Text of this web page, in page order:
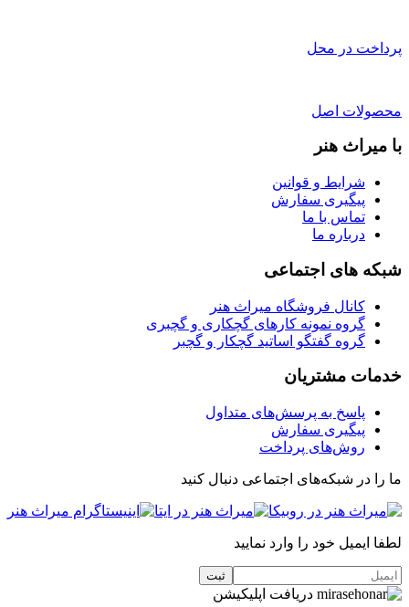
پرداخت در محل
محصولات اصل
با میراث هنر
شرایط و قوانین
پیگیری سفارش
تماس با ما
درباره ما
شبکه های اجتماعی
کانال فروشگاه میراث هنر
گروه نمونه کارهای گچکاری و گچبری
گروه گفتگو اساتید گچکار و گچبر
خدمات مشتریان
پاسخ به پرسش‌های متداول
پیگیری سفارش
روش‌های پرداخت
ما را در شبکه‌های اجتماعی دنبال کنید
لطفا ایمیل خود را وارد نمایید
دریافت اپلیکیشن